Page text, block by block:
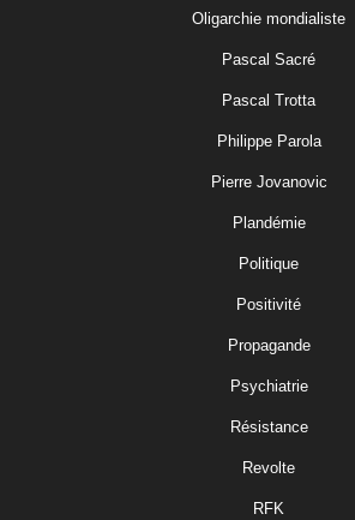
Oligarchie mondialiste
Pascal Sacré
Pascal Trotta
Philippe Parola
Pierre Jovanovic
Plandémie
Politique
Positivité
Propagande
Psychiatrie
Résistance
Revolte
RFK